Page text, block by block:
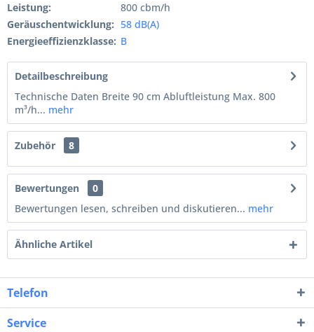
Leistung:
800 cbm/h
Geräuschentwicklung: 58 dB(A)
Energieeffizienzklasse: B
Detailbeschreibung
Technische Daten Breite 90 cm Abluftleistung Max. 800
m³/h... mehr
Zubehör 8
Bewertungen
0
Bewertungen lesen, schreiben und diskutieren... mehr
Ähnliche Artikel
Telefon
Service